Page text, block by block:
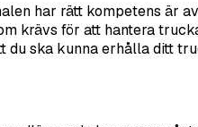
har rätt kompetens är
krävs för att hantera
du ska kunna erhålla ditt